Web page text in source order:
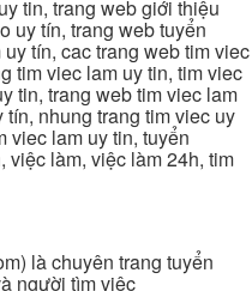
tin, trang web giới thiệu
uy tín, trang web tuyển
tín, cac trang web tim viec
tim viec lam uy tin, tim viec
tin, trang web tim viec lam
nhung trang tim viec uy
viec lam uy tin, tuyển
việc làm, việc làm 24h, tim
là chuyên trang tuyển
người tìm việc